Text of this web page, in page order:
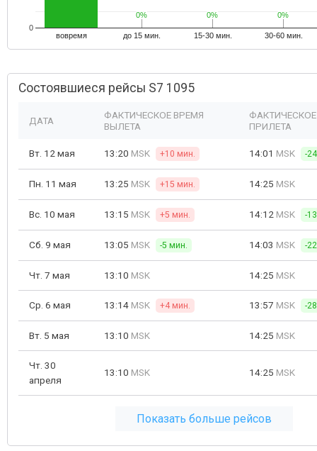
вовремя до 15 мин. 15-30 мин. 30-60 мин.
0
0%
0% 0%
0% 0%
0%
Состоявшиеся рейсы S7 1095
ДАТА
ФАКТИЧЕСКОЕ ВРЕМЯ
ВЫЛЕТА
ПРИЛЕТА
Вт. 12 мая 13:20 MSK +10 мин. 14:01 MSK -
Пн. 11 мая 13:25 MSK +15 мин. 14:25 MSK
Вс. 10 мая 13:15 MSK +5 мин. 14:12 MSK -
Сб. 9 мая 13:05 MSK -5 мин. 14:03 MSK -
Чт. 7 мая 13:10 MSK 14:25 MSK
Ср. 6 мая 13:14 MSK +4 мин. 13:57 MSK -
Вт. 5 мая 13:10 MSK 14:25 MSK
Чт. 30
апреля
13:10 MSK 14:25 MSK
Показать больше рейсов